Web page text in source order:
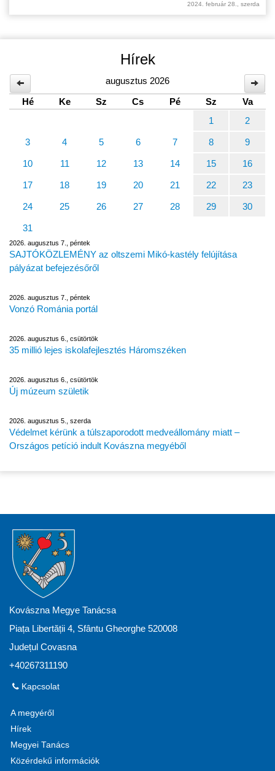
2024. február 28., szerda
Hírek
augusztus 2026
Hé
Ke Sz Cs Pé Sz
Va
1
2
3 4 5 6 7 8 9
10 11 12 13 14 15 16
17 18 19 20 21 22 23
24 25 26 27 28 29 30
31
2026. augusztus 7., péntek
SAJTÓKÖZLEMÉNY az oltszemi Mikó-kastély felújítása
pályázat befejezésőről
2026. augusztus 7., péntek
Vonzó Románia portál
2026. augusztus 6., csütörtök
35 millió lejes iskolafejlesztés Háromszéken
2026. augusztus 6., csütörtök
Új múzeum születik
2026. augusztus 5., szerda
Védelmet kérünk a túlszaporodott medveállomány miatt –
Országos petíció indult Kovászna megyéből
Kovászna Megye Tanácsa
Piața Libertății 4, Sfântu Gheorghe 520008
Județul Covasna
+40267311190
Kapcsolat
A megyéről
Hírek
Megyei Tanács
Közérdekű információk